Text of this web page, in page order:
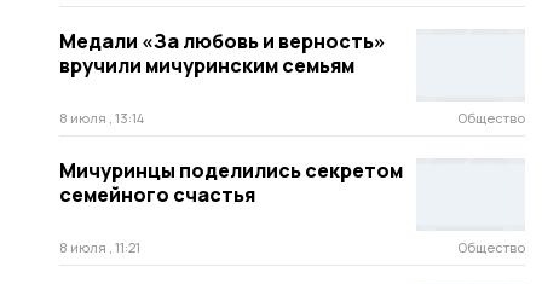
Медали «За любовь и верность»
вручили мичуринским семьям
8 июля , 13:14 Общество
Мичуринцы поделились секретом
семейного счастья
8 июля , 11:21 Общество